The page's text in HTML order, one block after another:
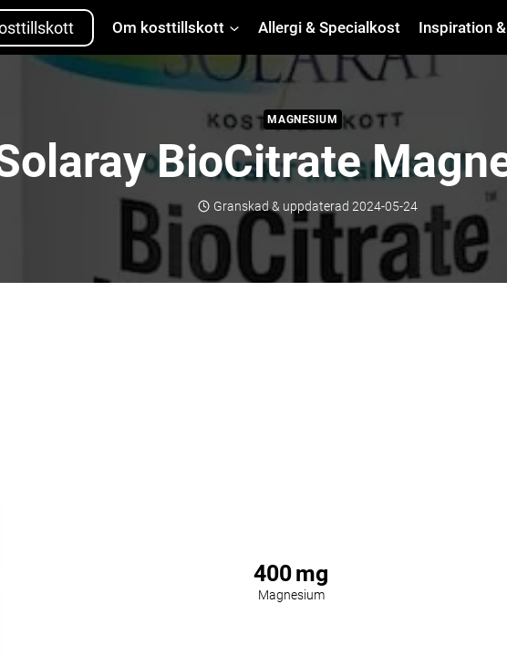
Om kosttillskott Allergi & Specialkost Inspiration
MAGNESIUM
BioCitrate
Granskad & uppdaterad 2024-05-24
400mg
Magnesium